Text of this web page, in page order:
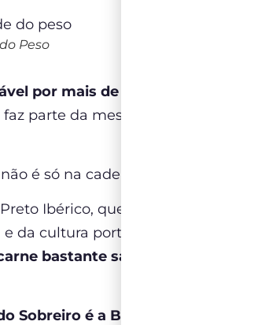
Peso
por mais de 50%
de tudo que é
faz parte da mesma família do
é só na cadeia de produção dos
Ibérico, que é conhecido em
da cultura portuguesa. Ele é uma
bastante saborosa
, e que
Sobreiro é a Bolota
, um tipo de